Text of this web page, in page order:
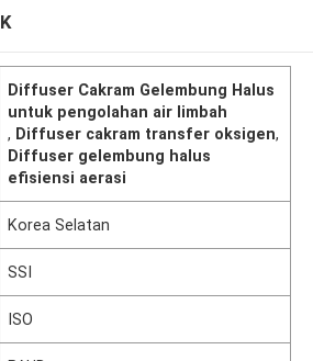
Diffuser Cakram Gelembung Halus
untuk pengolahan air limbah
, Diffuser cakram transfer oksigen,
Diffuser gelembung halus
efisiensi aerasi
Korea Selatan
SSI
ISO